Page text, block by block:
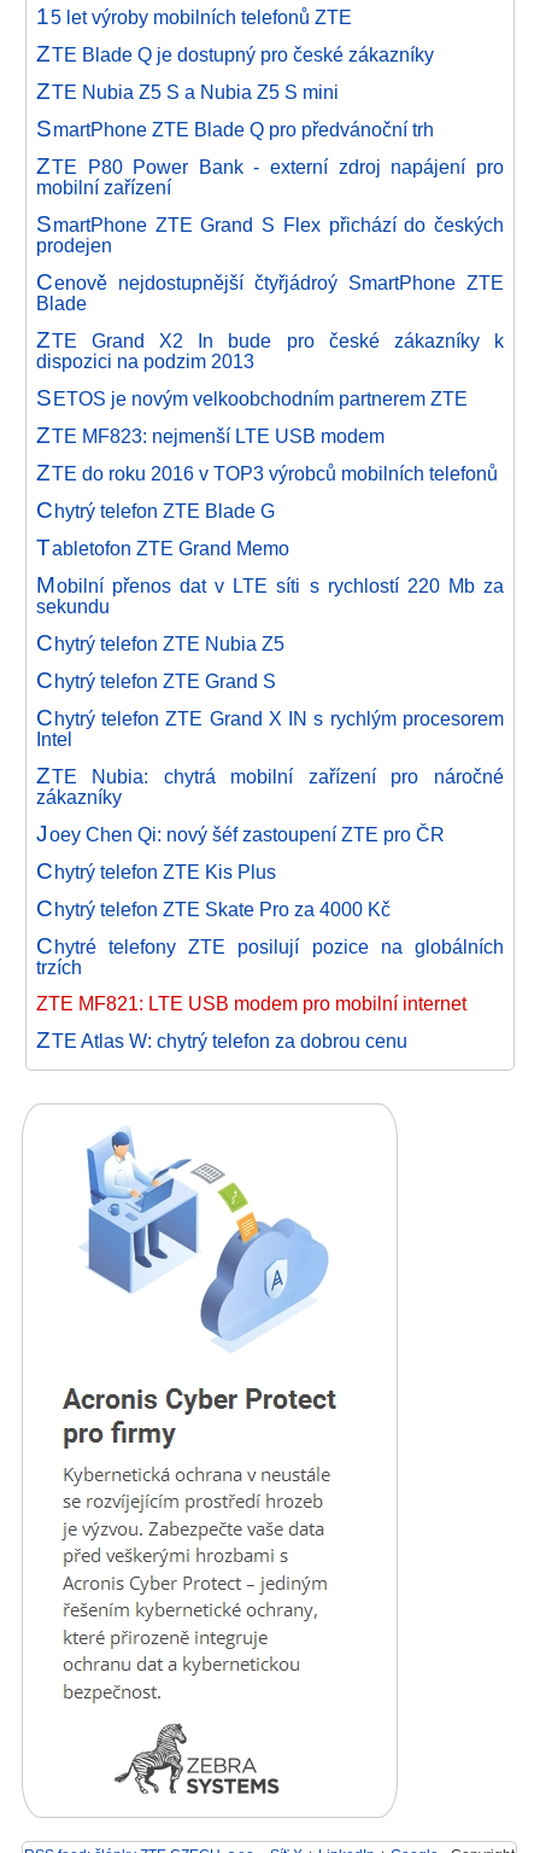
15 let výroby mobilních telefonů ZTE
ZTE Blade Q je dostupný pro české zákazníky
ZTE Nubia Z5 S a Nubia Z5 S mini
SmartPhone ZTE Blade Q pro předvánoční trh
ZTE P80 Power Bank - externí zdroj napájení pro
mobilní zařízení
SmartPhone ZTE Grand S Flex přichází do českých
prodejen
Cenově nejdostupnější čtyřjádroý SmartPhone ZTE
Blade
ZTE Grand X2 In bude pro české zákazníky k
dispozici na podzim 2013
SETOS je novým velkoobchodním partnerem ZTE
ZTE MF823: nejmenší LTE USB modem
ZTE do roku 2016 v TOP3 výrobců mobilních telefonů
Chytrý telefon ZTE Blade G
Tabletofon ZTE Grand Memo
Mobilní přenos dat v LTE síti s rychlostí 220 Mb za
sekundu
Chytrý telefon ZTE Nubia Z5
Chytrý telefon ZTE Grand S
Chytrý telefon ZTE Grand X IN s rychlým procesorem
Intel
ZTE Nubia: chytrá mobilní zařízení pro náročné
zákazníky
Joey Chen Qi: nový šéf zastoupení ZTE pro ČR
Chytrý telefon ZTE Kis Plus
Chytrý telefon ZTE Skate Pro za 4000 Kč
Chytré telefony ZTE posilují pozice na globálních
trzích
ZTE MF821: LTE USB modem pro mobilní internet
ZTE Atlas W: chytrý telefon za dobrou cenu